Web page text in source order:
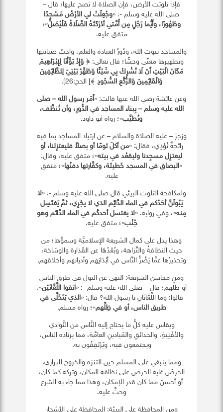
فإذا تلوثت الأرض، فإن الصلاة لا تصح عليها؛ قال –
صلى الله عليه وسلم -: «وجُعِلَتْ لي الأرْضُ مَسْجِدًا
وطَهُورًا، وأَيُّما رَجُلٍ مِن أُمَّتي أدْرَكَتْهُ الصَّلَاةُ فَلْيُصَلِّ»؛
متفق عليه.
والمساجد بيوت الله، ودُورُ العبادة والعلم، واجبٌ صيانتها
وتطهيرها معنًى وحسًّا؛ قال تعالى: ﴿ وَإِذْ بَوَّأْنَا لِإِبْرَاهِيمَ
مَكَانَ الْبَيْتِ أَنْ لَا تُشْرِكْ بِي شَيْئًا وَطَهِّرْ بَيْتِيَ لِلطَّائِفِينَ
وَالْقَائِمِينَ وَالرُّكَّعِ السُّجُودِ ﴾] الحج:26].
وعن عائشة رضي الله عنها قالت: «أَمَر رسول الله – صلى
الله عليه وسلم – بِبناء المساجد في الدُّورِ، وأن تُنظَّف،
وتُطيَّب»؛ رواه أبو داود.
وزجرَ – عليه الصلاة والسلام – عن ارتياد المساجد بما فيه
رائحةٌ تُؤذِي، فقال:
«من أكلَ ثومًا أو بصلاً فليعتزِلنا، أو
ليعتزِل مسجِدنا وليقعُد في بيته»؛ متفق عليه، وقال:
«البصاق في المسجد خَطيئة، وكفَّارتها دفنُها»؛ متفق
عليه.
ولمكافحة التلوث البيئي قال صلى الله عليه وسلم -: «لا
يَبُولَنَّ أحَدُكم في الماء الدَّائِم الذي لا يجْرِي، ثمَّ يَغتَسِل
مِنه»، وفي رواية: «لا يغتسل أحدكُم في الماء الدَّائم وهو
جُنُب»؛ متفق عليه.
وهذا يدل على كمال الشريعة الإسلاميَّة وسموِّها؛ من
حيث النظافةُ والنَّزاهة، وبُعْدُهَا عن القَذارة والوسَاخة،
وتحذيرُها عمَّا يَضُرُّ النَّاس في أبْدَانِهم وأديانهم وأخلاقهم.
ومن محاسن الشريعة: النهي عن البول في طرق الناس
أو ظلِّهم؛ قال – صلى الله عليه وسلم -: «اتقوا اللَّعَّانَيْن»،
قالوا: وما اللَّعَّانَانِ يا رسول الله؟ قال: «الذي يَتَخَلَّى في
طريق الناس، أو في ظِلِّهم»؛ رواه مسلم.
ويقاس عليه كلُّ ما يحتاج إليه النَّاس من النَّوادي
والأفْنِيةِ، والحدائقِ والمَيادينِ العامَّة، مما يرتاده الناس،
ويجتمعون فيه، ويَرْتَفِقُون به.
ومما ينبغي على المسلم حين التنزه والخروج للبراري:
الحرصُ غاية الحرص على نظافة المكان، وتركه كما كان،
أو أحسنَ مما كان قدر الإمكان، وهذا مما جاء به الشرع
وحثَّ عليه.
ومن المحافظة على البيئة: المحافظة على الأشجار